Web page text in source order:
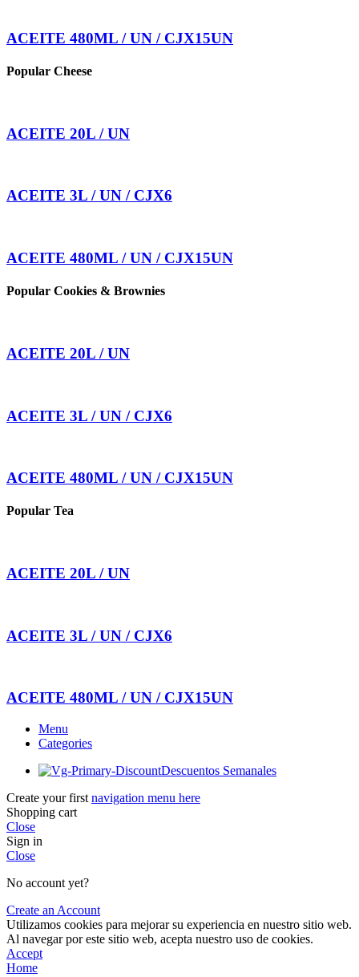
ACEITE 480ML / UN / CJX15UN
Popular Cheese
ACEITE 20L / UN
ACEITE 3L / UN / CJX6
ACEITE 480ML / UN / CJX15UN
Popular Cookies & Brownies
ACEITE 20L / UN
ACEITE 3L / UN / CJX6
ACEITE 480ML / UN / CJX15UN
Popular Tea
ACEITE 20L / UN
ACEITE 3L / UN / CJX6
ACEITE 480ML / UN / CJX15UN
Menu
Categories
Descuentos Semanales
Create your first navigation menu here
Shopping cart
Close
Sign in
Close
No account yet?
Create an Account
Utilizamos cookies para mejorar su experiencia en nuestro sitio web.
Al navegar por este sitio web, acepta nuestro uso de cookies.
Accept
Home